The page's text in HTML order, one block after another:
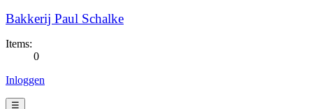
Bakkerij Paul Schalke
Items:
0
Inloggen
☰